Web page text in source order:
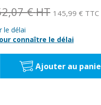
€ HT 145,99 € TTC
le délai
connaître le délai
Ajouter au